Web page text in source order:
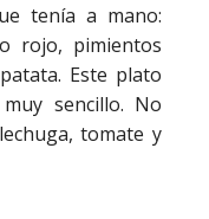
tenía a mano:
rojo, pimientos
Este plato
sencillo. No
tomate y